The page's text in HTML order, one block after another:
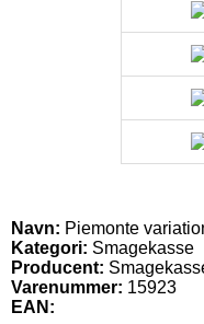
Navn: Piemonte
Kategori: Smagekasse
Producent:
Varenummer: 15923
EAN: